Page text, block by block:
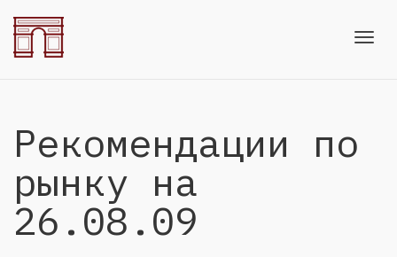
Рекомендации по
рынку на
26.08.09